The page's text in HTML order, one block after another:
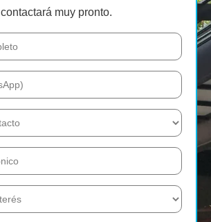
contactará muy pronto.